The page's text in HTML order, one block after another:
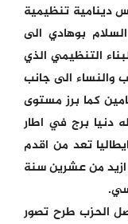
دينامية تنظيمية
بوهادي الى
التنظيمي الذي
والنساء الى جانب
كما برز مستوى
دنيا برج في اطار
تعد من اقدم
ازيد من عشرين سنة
الحزب طرح تصور